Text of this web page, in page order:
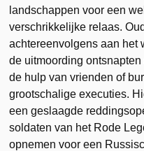
landschappen voor een
verschrikkelijke relaas.
achtereenvolgens aan het
de uitmoording
de hulp van vrienden of
grootschalige executies.
een geslaagde
soldaten van het Rode
opnemen voor een